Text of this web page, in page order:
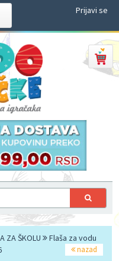
Prijavi se
ZA ŠKOLU
Flaša za vodu
nazad